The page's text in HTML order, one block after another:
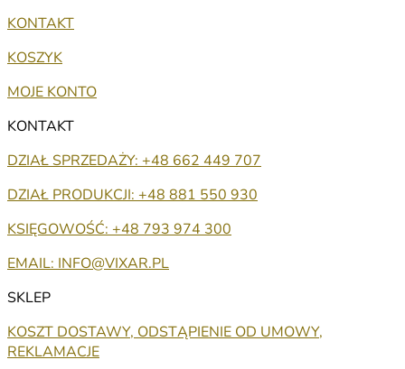
KONTAKT
KOSZYK
MOJE KONTO
KONTAKT
DZIAŁ SPRZEDAŻY: +48 662 449 707
DZIAŁ PRODUKCJI: +48 881 550 930
KSIĘGOWOŚĆ: +48 793 974 300
EMAIL: INFO@VIXAR.PL
SKLEP
KOSZT DOSTAWY, ODSTĄPIENIE OD UMOWY,
REKLAMACJE